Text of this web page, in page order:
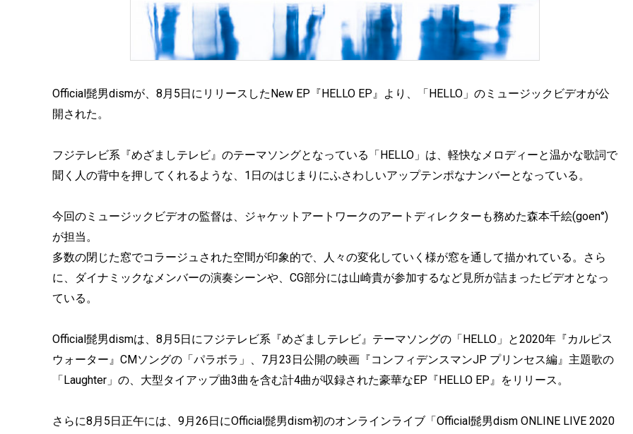
Official髭男dismが、8月5日にリリースしたNew EP『HELLO EP』より、「HELLO」のミュージックビデオが公
開された。
フジテレビ系『めざましテレビ』のテーマソングとなっている「HELLO」は、軽快なメロディーと温かな歌詞で
聞く人の背中を押してくれるような、1日のはじまりにふさわしいアップテンポなナンバーとなっている。
今回のミュージックビデオの監督は、ジャケットアートワークのアートディレクターも務めた森本千絵(goen°)
が担当。
多数の閉じた窓でコラージュされた空間が印象的で、人々の変化していく様が窓を通して描かれている。さら
に、ダイナミックなメンバーの演奏シーンや、CG部分には山崎貴が参加するなど見所が詰まったビデオとなっ
ている。
Official髭男dismは、8月5日にフジテレビ系『めざましテレビ』テーマソングの「HELLO」と2020年『カルピス
ウォーター』CMソングの「パラボラ」、7月23日公開の映画『コンフィデンスマンJP プリンセス編』主題歌の
「Laughter」の、大型タイアップ曲3曲を含む計4曲が収録された豪華なEP『HELLO EP』をリリース。
さらに8月5日正午には、9月26日にOfficial髭男dism初のオンラインライブ「Official髭男dism ONLINE LIVE 2020